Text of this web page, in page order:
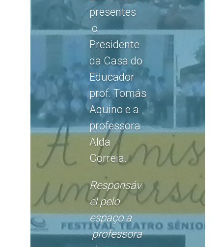
presentes
o
Presidente
da Casa do
Educador
prof. Tomás
Aquino e a
professora
Alda
Correia.
Responsáv
el pelo
espaço a
professora